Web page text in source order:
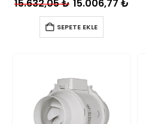
15.632,05₺ 15.006,77₺
SEPETE EKLE